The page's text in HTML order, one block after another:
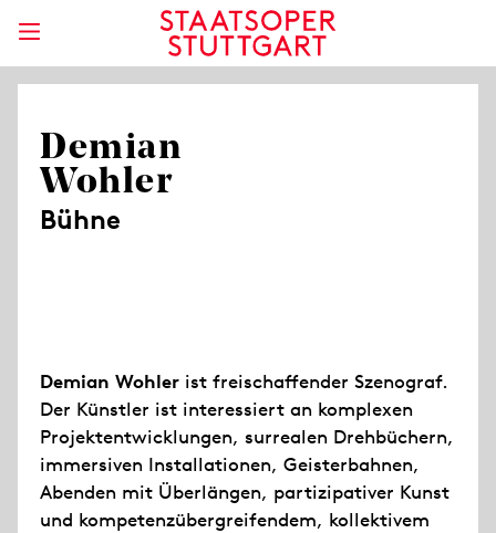
Demian
Wohler
Bühne
Demian Wohler ist freischaffender Szenograf.
Der Künstler ist interessiert an komplexen
Projektentwicklungen, surrealen Drehbüchern,
immersiven Installationen, Geisterbahnen,
Abenden mit Überlängen, partizipativer Kunst
und kompetenz­übergreifendem, kollektivem